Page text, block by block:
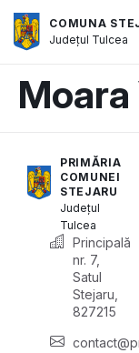
COMUNA
Județul Tulcea
PRIMĂRIA
COMUNEI
STEJARU
Județul
Tulcea
Principală
nr. 7,
Satul
Stejaru,
827215